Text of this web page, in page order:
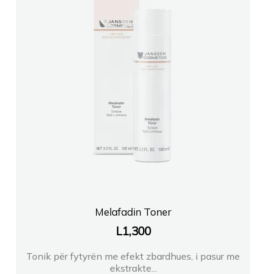
Melafadin Toner
L1,300
Tonik për fytyrën me efekt zbardhues, i pasur me
ekstrakte...